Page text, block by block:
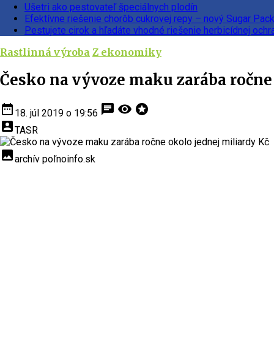
Ušetri ako pestovateľ špeciálnych plodín
Efektívne riešenie chorôb cukrovej repy – nový Sugar Pack
Pestujete cirok a hľadáte vhodné riešenie herbicídnej
Rastlinná výroba Z ekonomiky
Česko na vývoze maku zarába
date_range 18. júl 2019 o 19:56 chat visibility stars
account_boxTASR
insert_photoarchív poľnoinfo.sk